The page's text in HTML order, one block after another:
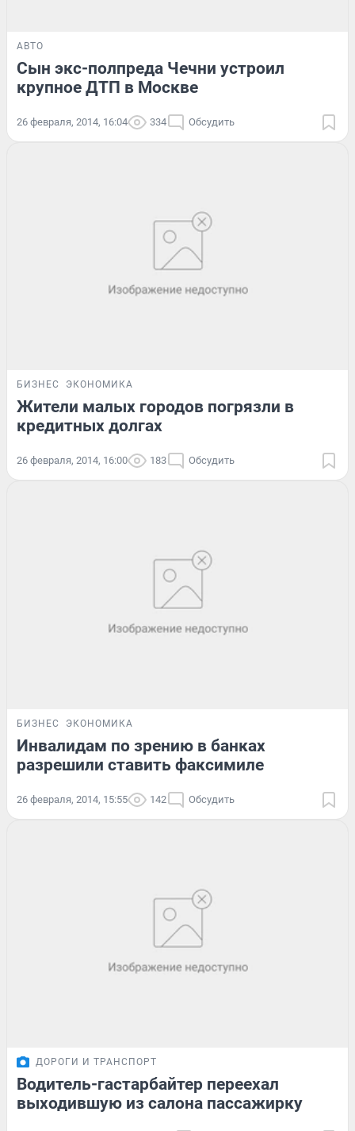
АВТО
Сын экс-полпреда Чечни устроил
крупное ДТП в Москве
26 февраля, 2014, 16:04 334 Обсудить
БИЗНЕС ЭКОНОМИКА
Жители малых городов погрязли в
кредитных долгах
26 февраля, 2014, 16:00 183 Обсудить
БИЗНЕС ЭКОНОМИКА
Инвалидам по зрению в банках
разрешили ставить факсимиле
26 февраля, 2014, 15:55 142 Обсудить
ДОРОГИ И ТРАНСПОРТ
Водитель-гастарбайтер переехал
выходившую из салона пассажирку